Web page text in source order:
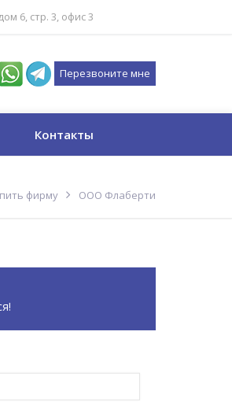
6, стр. 3, офис 3
Перезвоните мне
Контакты
фирму ООО Флаберти